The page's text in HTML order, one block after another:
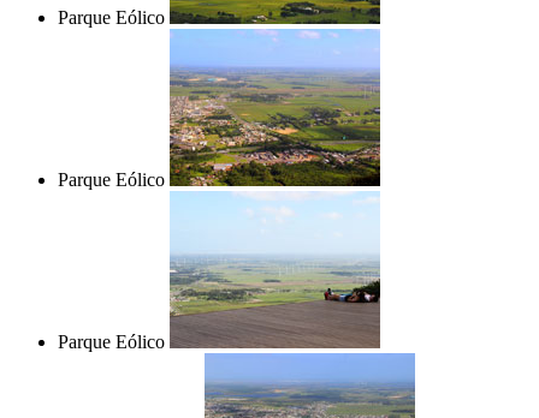
Parque Eólico
Parque Eólico
Parque Eólico